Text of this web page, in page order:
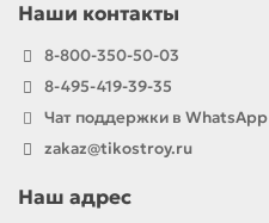
Наши контакты
8-800-350-50-03
8-495-419-39-35
Чат поддержки в WhatsApp
zakaz@tikostroy.ru
Наш адрес